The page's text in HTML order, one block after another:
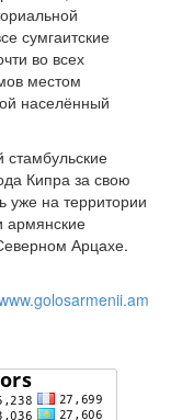
сумгаитские
во всех
местом
населённый
стамбульские
Кипра за свою
уже на территории
армянские
Арцахе.